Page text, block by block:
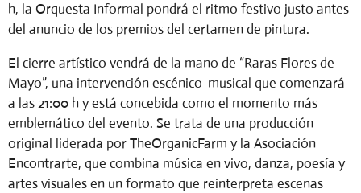
h, la Orquesta Informal pondrá el ritmo festivo justo antes
del anuncio de los premios del certamen de pintura.
El cierre artístico vendrá de la mano de “Raras Flores de
Mayo”, una intervención escénico-musical que comenzará
a las 21:00 h y está concebida como el momento más
emblemático del evento. Se trata de una producción
original liderada por TheOrganicFarm y la Asociación
Encontrarte, que combina música en vivo, danza, poesía y
artes visuales en un formato que reinterpreta escenas